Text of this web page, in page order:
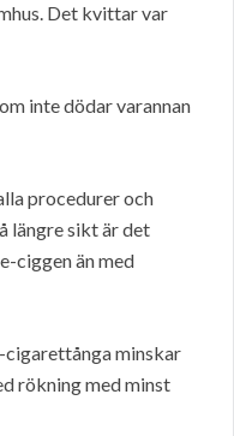
Det kvittar var
inte dödar varannan
procedurer och
längre sikt är det
ciggen än med
minskar
rökning med minst